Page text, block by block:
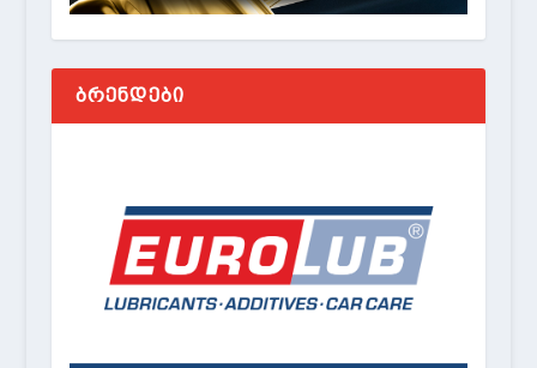
ᲑᲠᲔᲜᲓᲔᲑᲘ